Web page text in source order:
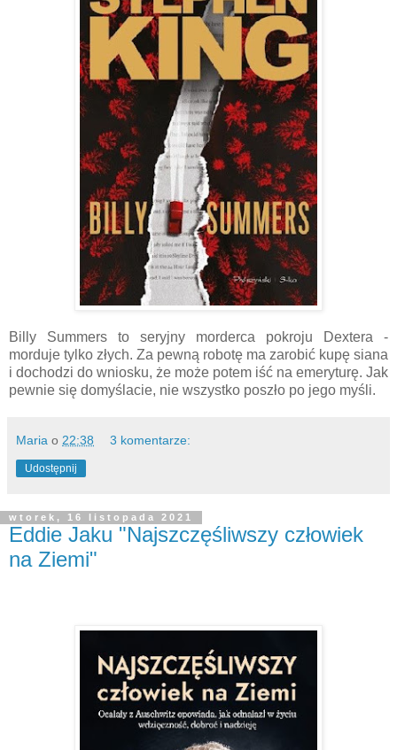
Billy Summers to seryjny morderca pokroju Dextera -
morduje tylko złych. Za pewną robotę ma zarobić kupę siana
i dochodzi do wniosku, że może potem iść na emeryturę. Jak
pewnie się domyślacie, nie wszystko poszło po jego myśli.
Maria o 22:38 3 komentarze:
Udostępnij
wtorek, 16 listopada 2021
Eddie Jaku "Najszczęśliwszy człowiek
na Ziemi"